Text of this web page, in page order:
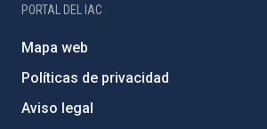
PORTAL DEL IAC
Mapa web
Políticas de privacidad
Aviso legal